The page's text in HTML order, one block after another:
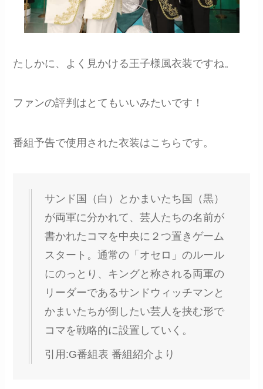
たしかに、よく見かける王子様風衣装ですね。
ファンの評判はとてもいいみたいです！
番組予告で使用された衣装はこちらです。
サンド国（白）とかまいたち国（黒）
が両軍に分かれて、芸人たちの名前が
書かれたコマを中央に２つ置きゲーム
スタート。通常の「オセロ」のルール
にのっとり、キングと称される両軍の
リーダーであるサンドウィッチマンと
かまいたちが倒したい芸人を挟む形で
コマを戦略的に設置していく。
引用:G番組表 番組紹介より